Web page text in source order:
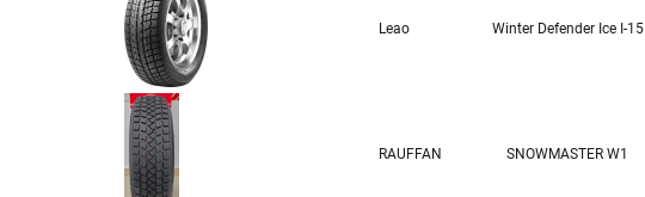
Leao Winter Defender Ice I-15
RAUFFAN SNOWMASTER W1